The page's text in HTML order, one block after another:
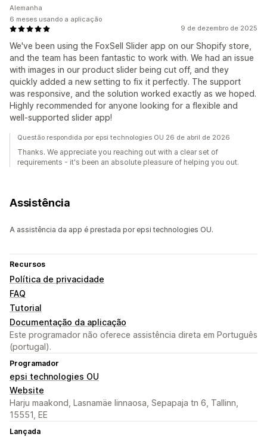
9 de dezembro de 2025
We've been using the FoxSell Slider app on our Shopify store,
and the team has been fantastic to work with. We had an issue
with images in our product slider being cut off, and they
quickly added a new setting to fix it perfectly. The support
was responsive, and the solution worked exactly as we hoped.
Highly recommended for anyone looking for a flexible and
well-supported slider app!
Alemanha
6 meses usando a aplicação
Questão respondida por epsi technologies OU 26 de abril de 2026
Thanks. We appreciate you reaching out with a clear set of
requirements - it's been an absolute pleasure of helping you out.
Assistência
A assistência da app é prestada por epsi technologies OU.
Recursos
Política de privacidade
FAQ
Tutorial
Documentação da aplicação
Este programador não oferece assistência direta em Português
(portugal).
Programador
epsi technologies OU
Website
Harju maakond, Lasnamäe linnaosa, Sepapaja tn 6, Tallinn,
15551, EE
Lançada